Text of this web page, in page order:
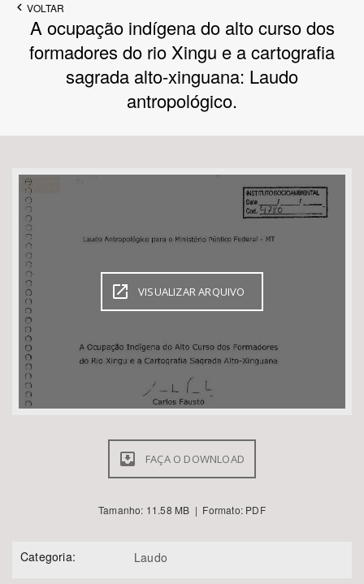
Povo Indígena
Tema
Subtema
Área de Levantamento
Área Protegida
VOLTAR
A ocupação indígena do alto curso dos
formadores do rio Xingu e a cartografia
sagrada alto-xinguana: Laudo
antropológico.
VISUALIZAR ARQUIVO
FAÇA O DOWNLOAD
Tamanho: 11.58 MB | Formato: PDF
Categoria: Laudo